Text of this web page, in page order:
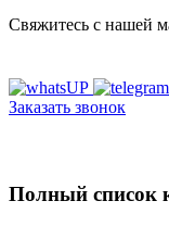
Свяжитесь с нашей
Заказать звонок
Полный список